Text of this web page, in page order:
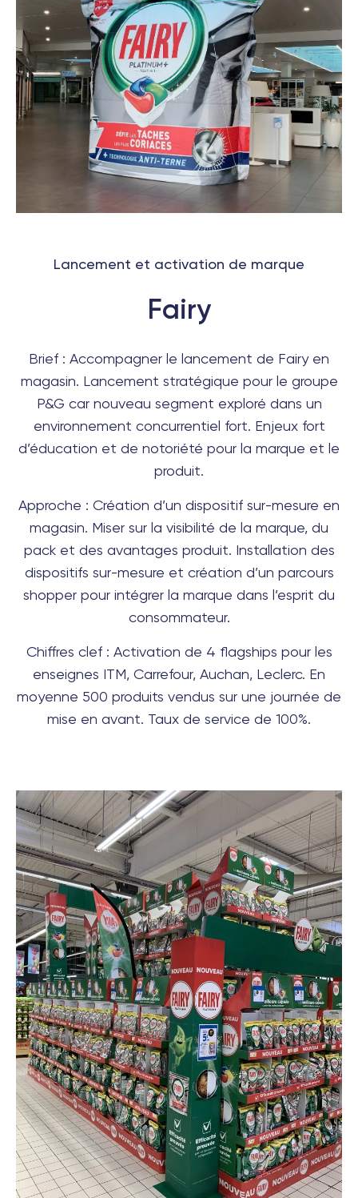
Lancement et activation de marque
Fairy
Brief : Accompagner le lancement de Fairyen
magasin. Lancement stratégique pour le groupe
P&G car nouveau segment exploré dans un
environnement concurrentiel fort. Enjeux fort
d’éducation et de notoriété pour la marque et le
produit.
Approche : Création d’un dispositif sur-mesure en
magasin. Miser sur la visibilité de la marque, du
pack et des avantages produit. Installation des
dispositifs sur-mesure et création d’un parcours
shopper pour intégrer la marque dans l’esprit du
consommateur.
Chiffres clef : Activation de 4 flagships pour les
enseignes ITM, Carrefour, Auchan, Leclerc. En
moyenne 500 produits vendus sur une journée de
mise en avant. Taux de service de 100%.